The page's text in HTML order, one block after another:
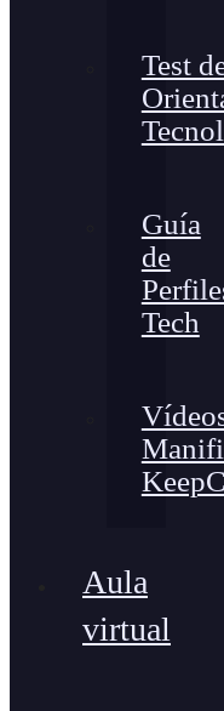
Test
Guía
de
Tech
Aula
virtual